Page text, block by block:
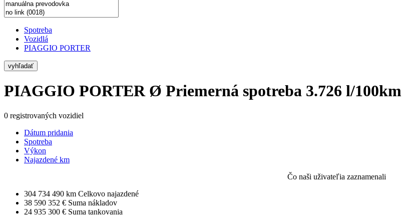
Spotreba
Vozidlá
PIAGGIO PORTER
vyhľadať
PIAGGIO PORTER Ø Priemerná spotreba 3.726 l/100km
0 registrovaných vozidiel
Dátum pridania
Spotreba
Výkon
Najazdené km
Čo naši uživateľia zaznamenali
304 734 490 km Celkovo najazdené
38 590 352 € Suma nákladov
24 935 300 € Suma tankovania